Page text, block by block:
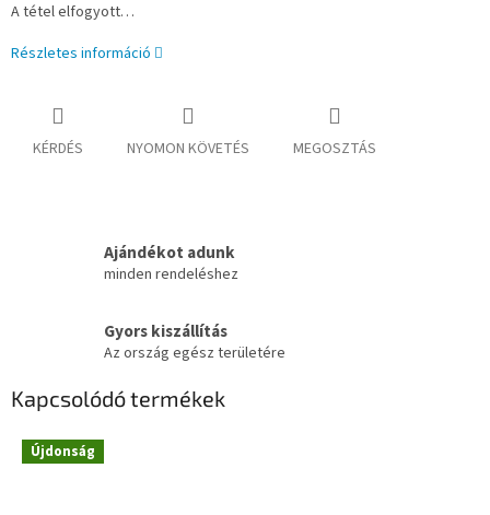
A tétel elfogyott…
Részletes információ
KÉRDÉS NYOMON KÖVETÉS MEGOSZTÁS
Ajándékot adunk
minden rendeléshez
Gyors kiszállítás
Az ország egész területére
Kapcsolódó termékek
Újdonság